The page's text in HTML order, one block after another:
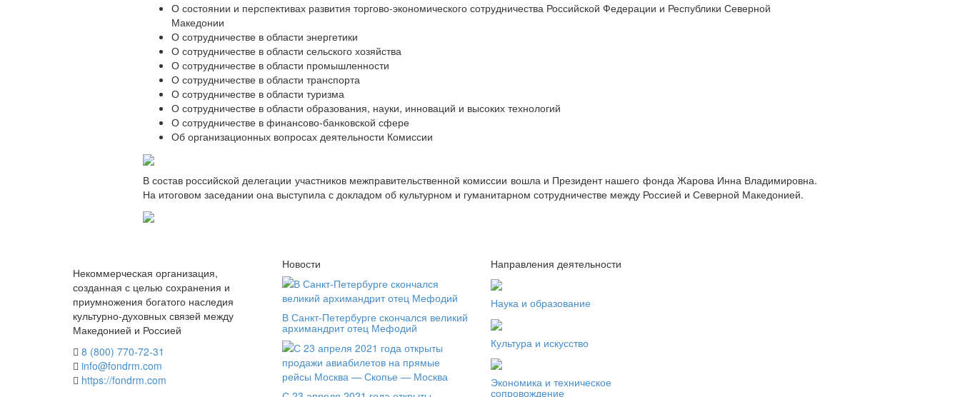
О состоянии и перспективах развития торгово-экономического сотрудничества Российской Федерации и Республики Северной
Македонии
О сотрудничестве в области энергетики
О сотрудничестве в области сельского хозяйства
О сотрудничестве в области промышленности
О сотрудничестве в области транспорта
О сотрудничестве в области туризма
О сотрудничестве в области образования, науки, инноваций и высоких технологий
О сотрудничестве в финансово-банковской сфере
Об организационных вопросах деятельности Комиссии
В состав российской делегации участников межправительственной комиссии вошла и Президент нашего фонда Жарова Инна Владимировна.
На итоговом заседании она выступила с докладом об культурном и гуманитарном сотрудничестве между Россией и Северной Македонией.
Некоммерческая организация,
созданная с целью сохранения и
приумножения богатого наследия
культурно-духовных связей между
Македонией и Россией
8 (800) 770-72-31
info@fondrm.com
https://fondrm.com
Новости
В Санкт-Петербурге скончался великий
архимандрит отец Мефодий
Направления деятельности
Наука и образование
Культура и искусство
Экономика и техническое
сопровождение